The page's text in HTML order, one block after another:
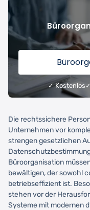
✓ Kostenlos
Die rechtssichere
Unternehmen vor
strengen gesetzlichen
Büroorganisation
bewältigen, der sowohl
betriebseffizient ist.
stehen vor der
Systeme mit modernen